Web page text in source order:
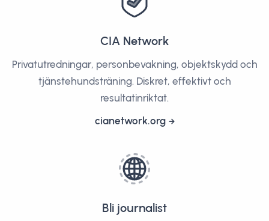
CIA Network
Privatutredningar, personbevakning, objektskydd och
tjänstehundsträning. Diskret, effektivt och
resultatinriktat.
cianetwork.org
Bli journalist